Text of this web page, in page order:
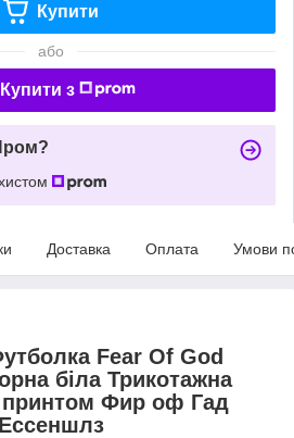
Купити
або
Купити з
Доставка Оплата Умови
Fear Of God
біла Трикотажна
принтом Фир оф Гад
Ессеншлз